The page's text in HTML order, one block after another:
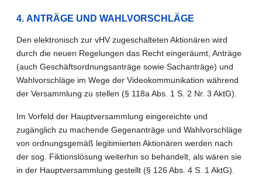
4. ANTRÄGE UND WAHLVORSCHLÄGE
Den elektronisch zur vHV zugeschalteten Aktionären wird
durch die neuen Regelungen das Recht eingeräumt, Anträge
(auch Geschäftsordnungsanträge sowie Sachanträge) und
Wahlvorschläge im Wege der Videokommunikation während
der Versammlung zu stellen (§ 118a Abs. 1 S. 2 Nr. 3 AktG).
Im Vorfeld der Hauptversammlung eingereichte und
zugänglich zu machende Gegenanträge und Wahlvorschläge
von ordnungsgemäß legitimierten Aktionären werden nach
der sog. Fiktionslösung weiterhin so behandelt, als wären sie
in der Hauptversammlung gestellt (§ 126 Abs. 4 S. 1 AktG).